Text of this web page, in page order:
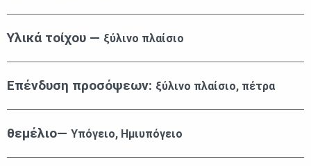
Υλικά τοίχου — ξύλινο πλαίσιο
Επένδυση προσόψεων: ξύλινο πλαίσιο, πέτρα
θεμέλιο— Υπόγειο, Ημιυπόγειο